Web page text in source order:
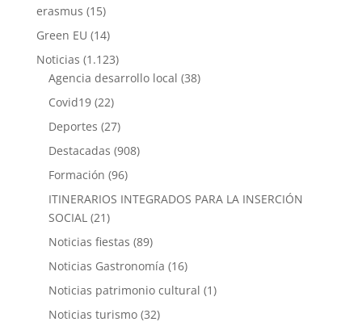
erasmus (15)
Green EU (14)
Noticias (1.123)
Agencia desarrollo local (38)
Covid19(22)
Deportes (27)
Destacadas (908)
Formación (96)
ITINERARIOS INTEGRADOS PARA LA INSERCIÓN
SOCIAL(21)
Noticias fiestas (89)
Noticias Gastronomía (16)
Noticias patrimonio cultural (1)
Noticias turismo(32)